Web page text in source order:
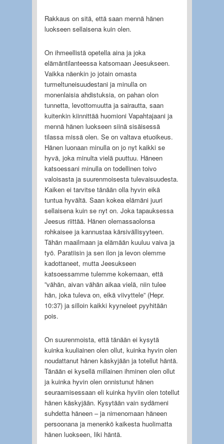
Rakkaus on sitä, että saan mennä hänen
luokseen sellaisena kuin olen.
On ihmeellistä opetella aina ja joka
elämäntilanteessa katsomaan Jeesukseen.
Vaikka näenkin jo jotain omasta
turmeltuneisuudestani ja minulla on
monenlaisia ahdistuksia, on pahan olon
tunnetta, levottomuutta ja sairautta, saan
kuitenkin kiinnittää huomioni Vapahtajaani ja
mennä hänen luokseen siinä sisäisessä
tilassa missä olen. Se on valtava etuoikeus.
Hänen luonaan minulla on jo nyt kaikki se
hyvä, joka minulta vielä puuttuu. Häneen
katsoessani minulla on todellinen toivo
valoisasta ja suurenmoisesta tulevaisuudesta.
Kaiken ei tarvitse tänään olla hyvin eikä
tuntua hyvältä. Saan kokea elämäni juuri
sellaisena kuin se nyt on. Joka tapauksessa
Jeesus riittää. Hänen olemassaolonsa
rohkaisee ja kannustaa kärsivällisyyteen.
Tähän maailmaan ja elämään kuuluu vaiva ja
työ. Paratiisin ja sen ilon ja levon olemme
kadottaneet, mutta Jeesukseen
katsoessamme tulemme kokemaan, että
”vähän, aivan vähän aikaa vielä, niin tulee
hän, joka tuleva on, eikä viivyttele” (Hepr.
10:37) ja silloin kaikki kyyneleet pyyhitään
pois.
On suurenmoista, että tänään ei kysytä
kuinka kuuliainen olen ollut, kuinka hyvin olen
noudattanut hänen käskyjään ja totellut häntä.
Tänään ei kysellä millainen ihminen olen ollut
ja kuinka hyvin olen onnistunut hänen
seuraamisessaan eli kuinka hyviin olen totellut
hänen käskyjään. Kysytään vain sydämeni
suhdetta häneen – ja nimenomaan häneen
persoonana ja menenkö kaikesta huolimatta
hänen luokseen, liki häntä.